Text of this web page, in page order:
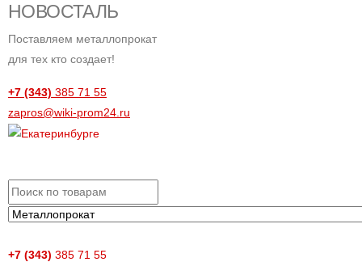
НОВОСТАЛЬ
Поставляем металлопрокат
для тех кто создает!
+7 (343) 385 71 55
zapros@wiki-prom24.ru
+7 (343) 385 71 55